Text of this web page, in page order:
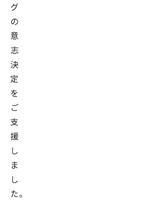
グ
の
意
志
決
定
を
ご
支
援
し
ま
し
た。